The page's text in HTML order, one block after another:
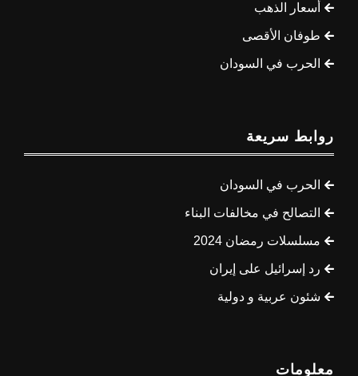
أسعار الذهب
طوفان الأقصى
الحرب في السودان
روابط سريعة
الحرب في السودان
التصالح في مخالفات البناء
مسلسلات رمضان 2024
رد إسرائيل على إيران
شئون عربية و دولية
معلومات